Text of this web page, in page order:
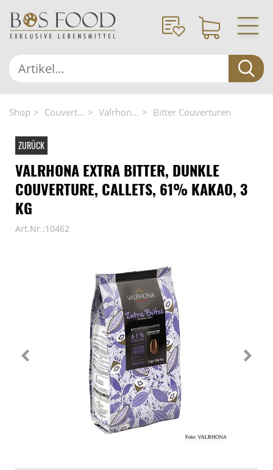
Shop Couvert... Valrhon... Bitter Couverturen
ZURÜCK
VALRHONA EXTRA BITTER, DUNKLE
COUVERTURE, CALLETS, 61% KAKAO, 3
KG
Art.Nr.:10462